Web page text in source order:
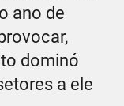
ano de
dominó
a ele